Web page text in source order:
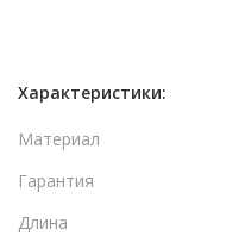
Характеристики:
Материал
Гарантия
Длина